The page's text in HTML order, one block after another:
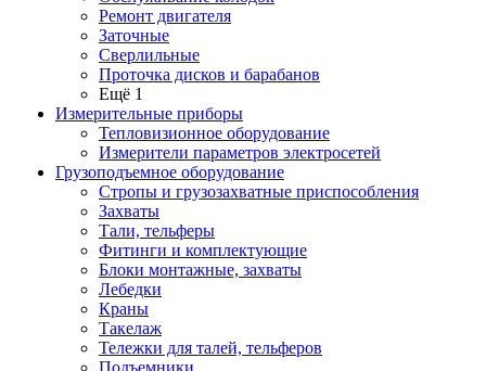
Ремонт двигателя
Заточные
Сверлильные
Проточка дисков и барабанов
Ещё 1
Измерительные приборы
Тепловизионное оборудование
Измерители параметров электросетей
Грузоподъемное оборудование
Стропы и грузозахватные приспособления
Захваты
Тали, тельферы
Фитинги и комплектующие
Блоки монтажные, захваты
Лебедки
Краны
Такелаж
Тележки для талей, тельферов
Подъемники